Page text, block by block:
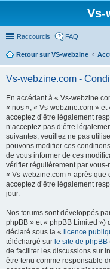
Vs-
Raccourcis FAQ
Retour sur VS-webzine
Vs-webzine.com -
En accédant à « Vs-
« nos », « Vs-webzine.com »
acceptez d’être légalement
n’acceptez pas d’être
suivantes, veuillez ne pas
pouvons modifier ces
de vous informer de ces
vérifier régulièrement par
« Vs-webzine.com » après que
acceptez d’être légalement
jour.
Nos forums sont développés
phpBB » et « phpBB Limited »)
déclaré sous la « licence
téléchargé sur le site de phpBB
de faciliter les discussions sur
être tenu comme responsable